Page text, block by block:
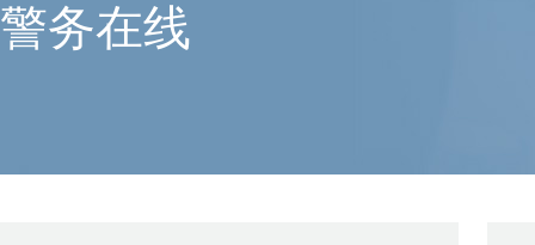
警务在线